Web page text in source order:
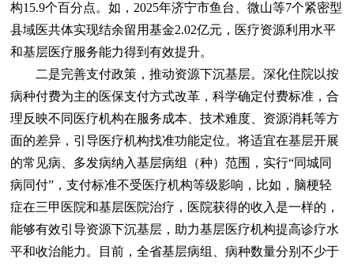
构15.9个百分点。如，2025年济宁市鱼台、微山等7个紧密型
县域医共体实现结余留用基金2.02亿元，医疗资源利用水平
和基层医疗服务能力得到有效提升。
二是完善支付政策，推动资源下沉基层。深化住院以按
病种付费为主的医保支付方式改革，科学确定付费标准，合
理反映不同医疗机构在服务成本、技术难度、资源消耗等方
面的差异，引导医疗机构找准功能定位。将适宜在基层开展
的常见病、多发病纳入基层病组（种）范围，实行“同城同
病同付”，支付标准不受医疗机构等级影响，比如，脑梗轻
症在三甲医院和基层医院治疗，医院获得的收入是一样的，
能够有效引导资源下沉基层，助力基层医疗机构提高诊疗水
平和收治能力。目前，全省基层病组、病种数量分别不少于